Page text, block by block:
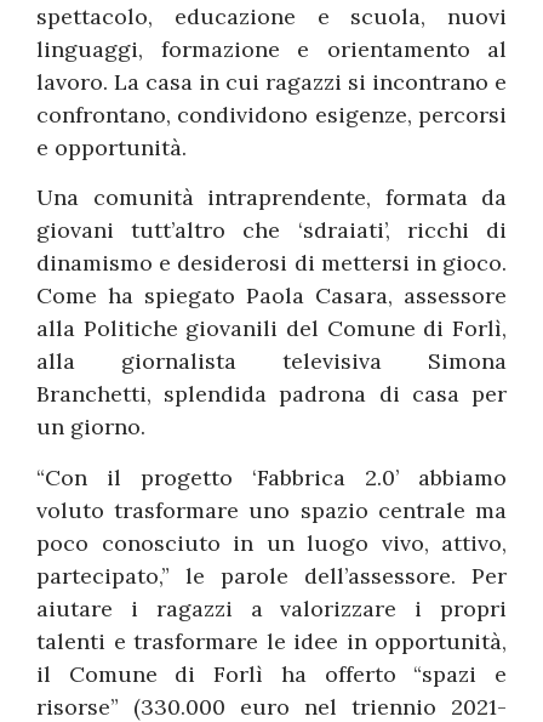
spettacolo, educazione e scuola, nuovi
linguaggi, formazione e orientamento al
lavoro. La casa in cui ragazzi si incontrano e
confrontano, condividono esigenze, percorsi
e opportunità.
Una comunità intraprendente, formata da
giovani tutt’altro che ‘sdraiati’, ricchi di
dinamismo e desiderosi di mettersi in gioco.
Come ha spiegato Paola Casara, assessore
alla Politiche giovanili del Comune di Forlì,
alla giornalista televisiva Simona
Branchetti, splendida padrona di casa per
un giorno.
“Con il progetto ‘Fabbrica 2.0’ abbiamo
voluto trasformare uno spazio centrale ma
poco conosciuto in un luogo vivo, attivo,
partecipato,” le parole dell’assessore. Per
aiutare i ragazzi a valorizzare i propri
talenti e trasformare le idee in opportunità,
il Comune di Forlì ha offerto “spazi e
risorse” (330.000 euro nel triennio 2021-